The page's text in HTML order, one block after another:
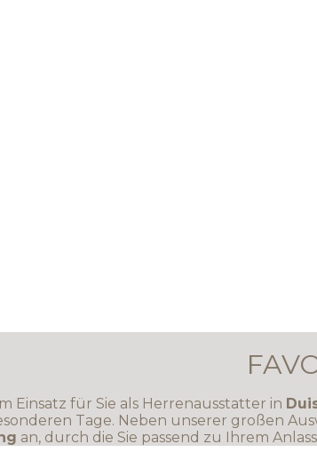
Einsatz für Sie als Herrenausstatter in
Tage. Neben unserer großen
an, durch die Sie passend zu Ihrem